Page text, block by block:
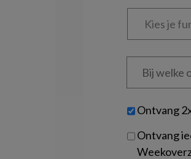
Kies
Bij
welke
je?
Untitled
Ontvang
Ontvang